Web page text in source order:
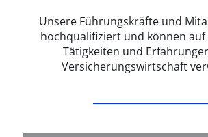
Unsere Führungskräfte und
hochqualifiziert und können
Tätigkeiten und
Versicherungswirtschaft